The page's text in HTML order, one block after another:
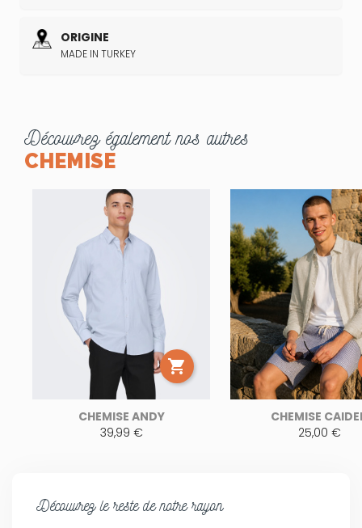
ORIGINE
MADE IN TURKEY
Découvrez également nos autres
CHEMISE

CHEMISE ANDY
39,99 €
CHEMISE
25,00 €
Découvrez le reste de notre rayon